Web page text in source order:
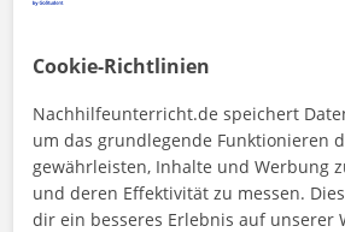
Durch Klicken auf eine der beiden
Nachricht
Cookie-Richtlinien
Nachhilfeunterricht.de speichert
um das grundlegende Funktionieren
gewährleisten, Inhalte und Werbung
und deren Effektivität zu messen.
dir ein besseres Erlebnis auf unserer